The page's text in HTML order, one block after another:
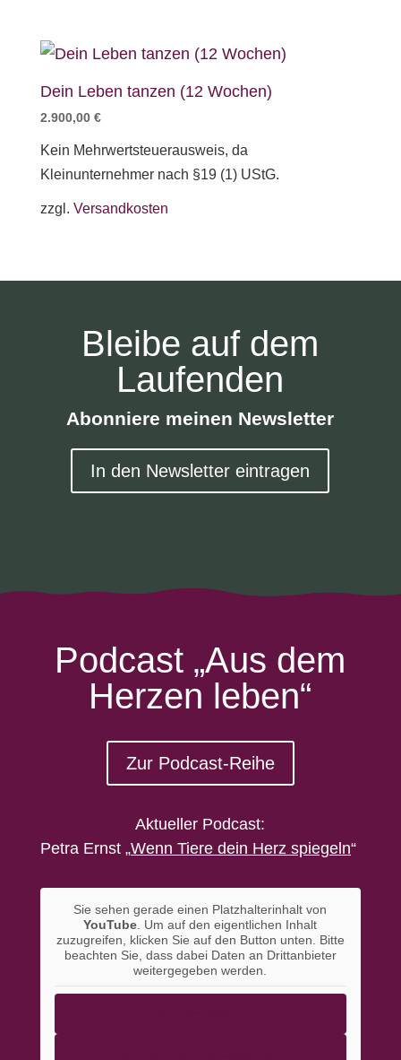
Dein Leben tanzen (12 Wochen)
2.900,00 €
Kein Mehrwertsteuerausweis, da
Kleinunternehmer nach §19 (1) UStG.
zzgl. Versandkosten
Bleibe auf dem
Laufenden
Abonniere meinen Newsletter
In den Newsletter eintragen
Podcast „Aus dem
Herzen leben“
Zur Podcast-Reihe
Aktueller Podcast:
Petra Ernst „Wenn Tiere dein Herz spiegeln“
Sie sehen gerade einen Platzhalterinhalt von
YouTube . Um auf den eigentlichen Inhalt
zuzugreifen, klicken Sie auf den Button unten. Bitte
beachten Sie, dass dabei Daten an Drittanbieter
weitergegeben werden.